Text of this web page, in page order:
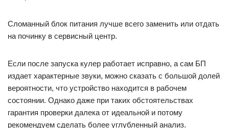
Сломанный блок питания лучше всего заменить или отдать
на починку в сервисный центр.
Если после запуска кулер работает исправно, а сам БП
издает характерные звуки, можно сказать с большой долей
вероятности, что устройство находится в рабочем
состоянии. Однако даже при таких обстоятельствах
гарантия проверки далека от идеальной и потому
рекомендуем сделать более углубленный анализ.